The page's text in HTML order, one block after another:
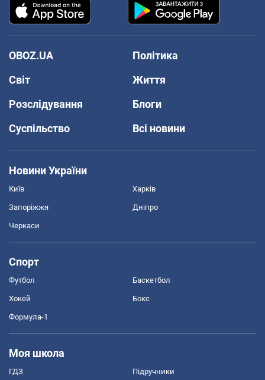
OBOZ.UA
Політика
Світ
Життя
Розслідування
Блоги
Суспільство
Всі новини
Новини України
Київ Харків
Запоріжжя Дніпро
Черкаси
Спорт
Футбол Баскетбол
Хокей Бокс
Формула-1
Моя школа
ГДЗ Підручники